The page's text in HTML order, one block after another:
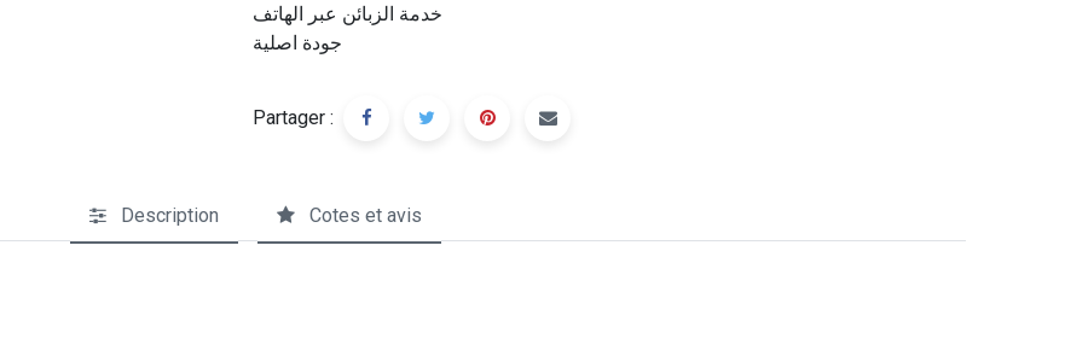
خدمة الزبائن عبر الهاتف
جودة اصلية
Partager :
Description Cotes et avis